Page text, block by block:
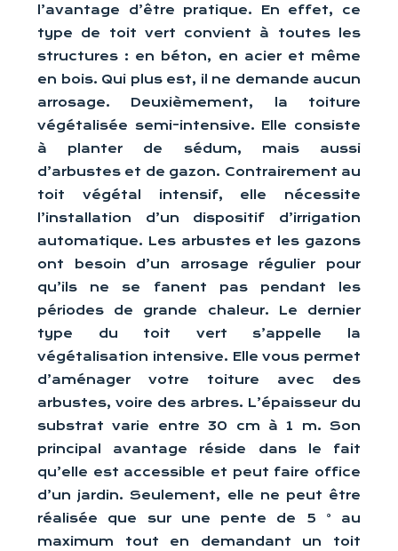
l’avantage d’être pratique. En effet, ce
type de toit vert convient à toutes les
structures : en béton, en acier et même
en bois. Qui plus est, il ne demande aucun
arrosage. Deuxièmement, la toiture
végétalisée semi-intensive. Elle consiste
à planter de sédum, mais aussi
d’arbustes et de gazon. Contrairement au
toit végétal intensif, elle nécessite
l’installation d’un dispositif d’irrigation
automatique. Les arbustes et les gazons
ont besoin d’un arrosage régulier pour
qu’ils ne se fanent pas pendant les
périodes de grande chaleur. Le dernier
type du toit vert s’appelle la
végétalisation intensive. Elle vous permet
d’aménager votre toiture avec des
arbustes, voire des arbres. L’épaisseur du
substrat varie entre 30 cm à 1 m. Son
principal avantage réside dans le fait
qu’elle est accessible et peut faire office
d’un jardin. Seulement, elle ne peut être
réalisée que sur une pente de 5 ° au
maximum tout en demandant un toit